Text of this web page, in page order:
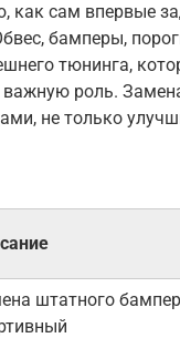
как сам впервые
бамперы,
тюнинга,
важную роль.
не только
штатного